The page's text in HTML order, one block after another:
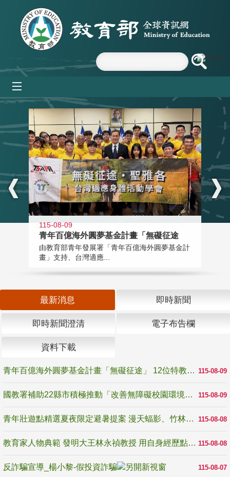
跳到主要內容區塊
:::
115-08-09
青年百億海外圓夢基金計畫「無礙征途
由教育部青年發展署「青年百億海外圓夢基金計
畫」支持、台灣適應...
最新消息 即時新聞
即時新聞澄清 電子布告欄
資料下載
115-08-09
青年百億海外圓夢基金計畫「無礙征途」 12位特教與弱勢青年勇闖西班牙 跨越感官限制見證生命蛻變
115-08-09
國教署補助22縣市積極推動「改善無障礙校園環境計畫」 打造友善、安全、無礙學習空間
115-08-08
青年壯遊點精選夏夜限定避暑提案 漫天蝠影、竹林尋蛙、茶香夜觀 邀青年暮色出發
115-08-08
教育家人物典範 發明大王林永禎教授 用自身經歷點亮學生的路
115-08-07
反詐騙宣導_楊小黎-假投資詐騙